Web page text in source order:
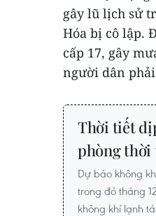
gây lũ lịch sử
Hóa bị cô lập.
cấp 17, gây
người dân
Thời tiết
phòng thời
Dự báo không
trong đó tháng
không khí lạnh